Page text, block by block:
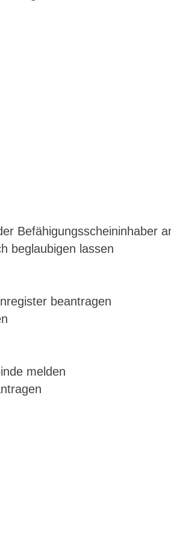
Befähigungsscheininhaber
beglaubigen lassen
beantragen
melden